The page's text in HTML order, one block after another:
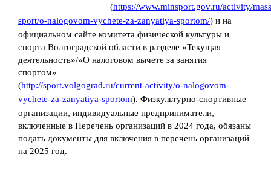
(https://www.minsport.gov.ru/activity/
sport/o-nalogovom-vychete-za-zanyatiya-sportom/) и на
официальном сайте комитета физической культуры и
спорта Волгоградской области в разделе «Текущая
деятельность»/»О налоговом вычете за занятия
спортом»
(http://sport.volgograd.ru/current-activity/o-nalogovom-
vychete-za-zanyatiya-sportom). Физкультурно-спортивные
организации, индивидуальные предприниматели,
включенные в Перечень организаций в 2024 года, обязаны
подать документы для включения в перечень организаций
на 2025 год.